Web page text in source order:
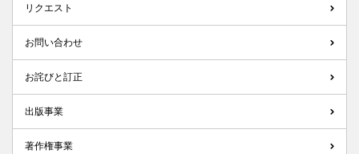
リクエスト
お問い合わせ
お詫びと訂正
出版事業
著作権事業